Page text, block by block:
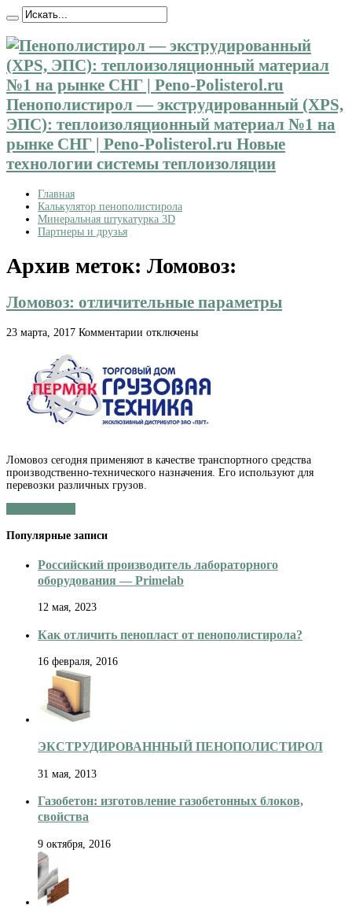
Пенополистирол — экструдированный (XPS,
ЭПС): теплоизоляционный материал №1 на
рынке СНГ | Peno-Polisterol.ru Новые
технологии системы теплоизоляции
Главная
Калькулятор пенополистирола
Минеральная штукатурка 3D
Партнеры и друзья
Архив меток: Ломовоз:
Ломовоз: отличительные параметры
23 марта, 2017 Комментарии к
отличительные
параметры
отключены
Ломовоз сегодня применяют в качестве транспортного средства
производственно-технического назначения. Его используют для
перевозки различных грузов.
Популярные записи
Российский производитель лабораторного
оборудования — Primelab
12 мая, 2023
Как отличить пенопласт от пенополистирола?
16 февраля, 2016
ЭКСТРУДИРОВАНННЫЙ ПЕНОПОЛИСТИРОЛ
31 мая, 2013
Газобетон: изготовление газобетонных блоков,
свойства
9 октября, 2016